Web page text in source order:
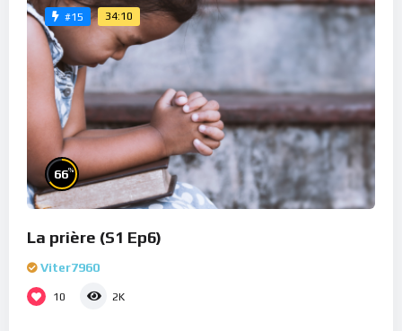
#15 34:10
66%
La prière (S1 Ep6)
Viter7960
10 2K